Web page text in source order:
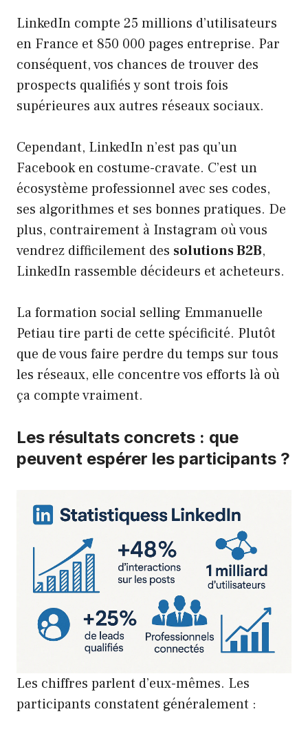
LinkedIn compte 25 millions d’utilisateurs
en France et 850 000 pages entreprise. Par
conséquent, vos chances de trouver des
prospects qualifiés y sont trois fois
supérieures aux autres réseaux sociaux.
Cependant, LinkedIn n’est pas qu’un
Facebook en costume-cravate. C’est un
écosystème professionnel avec ses codes,
ses algorithmes et ses bonnes pratiques. De
plus, contrairement à Instagram où vous
vendrez difficilement des solutions B2B,
LinkedIn rassemble décideurs et acheteurs.
La formation social selling Emmanuelle
Petiau tire parti de cette spécificité. Plutôt
que de vous faire perdre du temps sur tous
les réseaux, elle concentre vos efforts là où
ça compte vraiment.
Les résultats concrets : que
peuvent espérer les participants ?
Les chiffres parlent d’eux-mêmes. Les
participants constatent généralement :